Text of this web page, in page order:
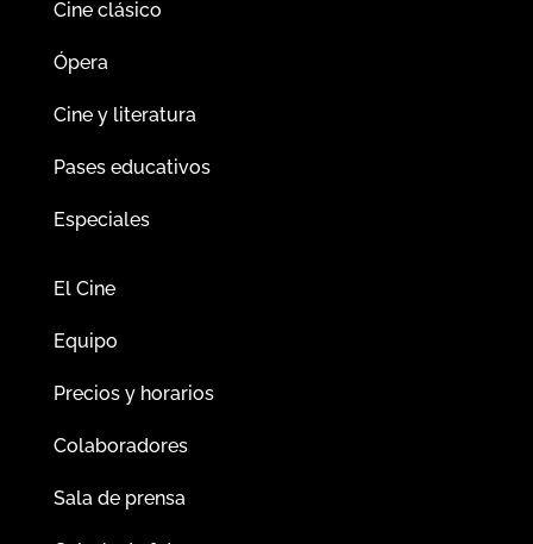
Cine clásico
Ópera
Cine y literatura
Pases educativos
Especiales
El Cine
Equipo
Precios y horarios
Colaboradores
Sala de prensa